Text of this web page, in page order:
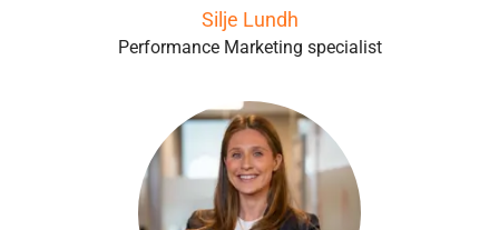
Silje Lundh
Performance Marketing specialist